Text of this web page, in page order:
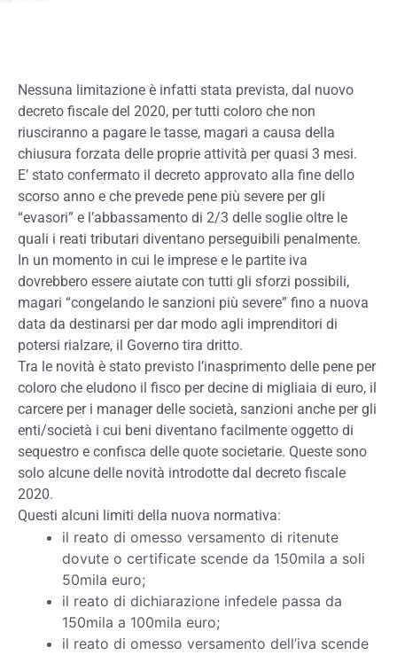
Nessuna limitazione è infatti stata prevista, dal nuovo
decreto fiscale del 2020, per tutti coloro che non
riusciranno a pagare le tasse, magari a causa della
chiusura forzata delle proprie attività per quasi 3 mesi.
E’ stato confermato il decreto approvato alla fine dello
scorso anno e che prevede pene più severe per gli
“evasori” e l’abbassamento di 2/3 delle soglie oltre le
quali i reati tributari diventano perseguibili penalmente.
In un momento in cui le imprese e le partite iva
dovrebbero essere aiutate con tutti gli sforzi possibili,
magari “congelando le sanzioni più severe” fino a nuova
data da destinarsi per dar modo agli imprenditori di
potersi rialzare, il Governo tira dritto.
Tra le novità è stato previsto l’inasprimento delle pene per
coloro che eludono il fisco per decine di migliaia di euro, il
carcere per i manager delle società, sanzioni anche per gli
enti/società i cui beni diventano facilmente oggetto di
sequestro e confisca delle quote societarie. Queste sono
solo alcune delle novità introdotte dal decreto fiscale
2020.
Questi alcuni limiti della nuova normativa:
il reato di omesso versamento di ritenute
dovute o certificate scende da 150mila a soli
50mila euro;
il reato di dichiarazione infedele passa da
150mila a 100mila euro;
il reato di omesso versamento dell’iva scende